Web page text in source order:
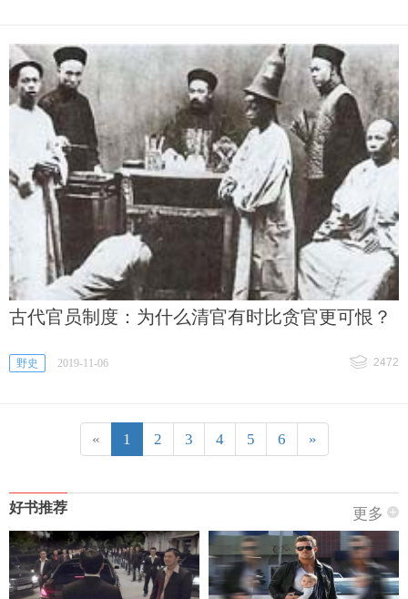
古代官员制度：为什么清官有时比贪官更可恨？
野史 2019-11-06 2472
« 1 2 3 4 5 6 »
好书推荐 更多